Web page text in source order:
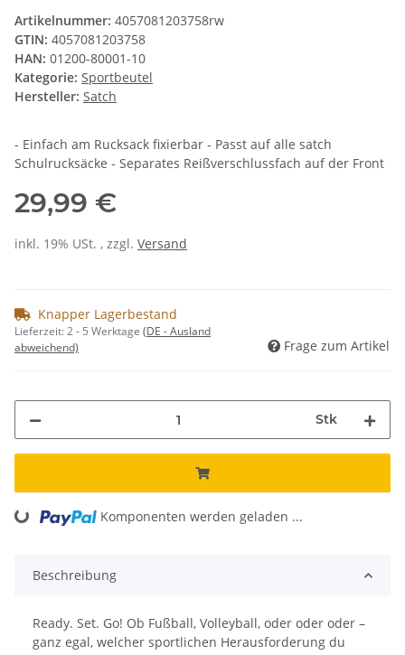
Artikelnummer: 4057081203758rw
GTIN: 4057081203758
HAN: 01200-80001-10
Kategorie: Sportbeutel
Hersteller: Satch
- Einfach am Rucksack fixierbar - Passt auf alle satch
Schulrucksäcke - Separates Reißverschlussfach auf der Front
29,99 €
inkl. 19% USt. , zzgl. Versand
Knapper Lagerbestand
Lieferzeit:2 - 5 Werktage (DE - Ausland
abweichend)
Frage zum Artikel
Stk
Loading... Komponenten werden geladen ...
Beschreibung
Ready. Set. Go! Ob Fußball, Volleyball, oder oder oder –
ganz egal, welcher sportlichen Herausforderung du